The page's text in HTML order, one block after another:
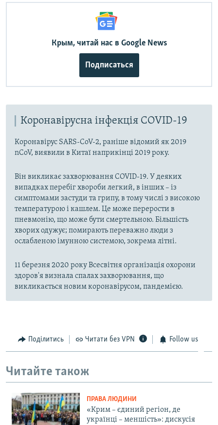
Крым, читай нас в Google News
Подписаться
Коронавірусна інфекція COVID-19
Коронавірус SARS-CoV-2, раніше відомий як 2019
nCoV, виявили в Китаї наприкінці 2019 року.
Він викликає захворювання COVID-19. У деяких
випадках перебіг хвороби легкий, в інших – із
симптомами застуди та грипу, в тому числі з високою
температурою і кашлем. Це може перерости в
пневмонію, що може бути смертельною. Більшість
хворих одужує; помирають переважно люди з
ослабленою імунною системою, зокрема літні.
11 березня 2020 року Всесвітня організація охорони
здоров'я визнала спалах захворювання, що
викликається новим коронавірусом, пандемією.
Поділитись Читати без VPN Follow us
Читайте також
ПРАВА ЛЮДИНИ
«Крим – єдиний регіон, де
українці – меншість»: дискусія